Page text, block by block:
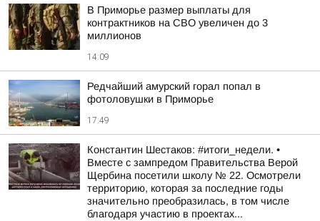
В Приморье размер выплаты для
контрактников на СВО увеличен до 3
миллионов
14:09
Редчайший амурский горал попал в
фотоловушки в Приморье
17:49
Константин Шестаков: #итоги_недели. •
Вместе с зампредом Правительства Верой
Щербина посетили школу № 22. Осмотрели
территорию, которая за последние годы
значительно преобразилась, в том числе
благодаря участию в проектах...